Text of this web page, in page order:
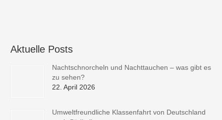
Aktuelle Posts
Nachtschnorcheln und Nachttauchen – was gibt es
zu sehen?
22. April 2026
Umweltfreundliche Klassenfahrt von Deutschland